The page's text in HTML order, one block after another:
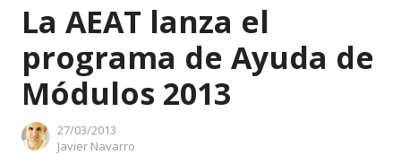
La AEAT lanza el
programa de Ayuda de
Módulos 2013
27/03/2013
Author
Javier Navarro